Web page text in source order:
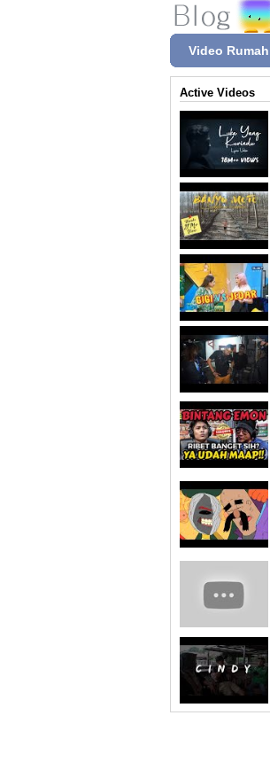
Video Rumah
Active Videos